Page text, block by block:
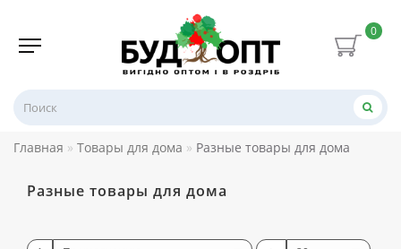
0
Главная Товары для дома Разные товары для дома
Разные товары для дома